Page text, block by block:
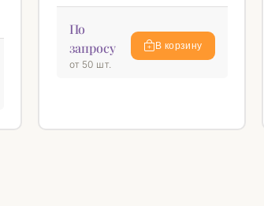
По
запросу
от 50 шт.
В корзину